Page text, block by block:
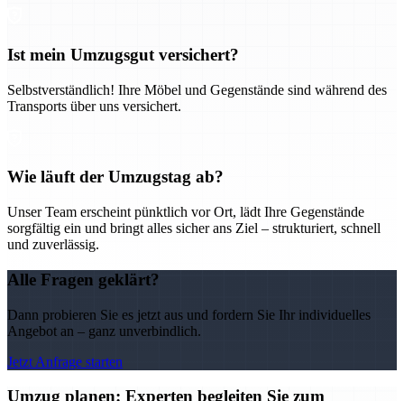
Ist mein Umzugsgut versichert?
Selbstverständlich! Ihre Möbel und Gegenstände sind während des
Transports über uns versichert.
Wie läuft der Umzugstag ab?
Unser Team erscheint pünktlich vor Ort, lädt Ihre Gegenstände
sorgfältig ein und bringt alles sicher ans Ziel – strukturiert, schnell
und zuverlässig.
Alle Fragen geklärt?
Dann probieren Sie es jetzt aus und fordern Sie Ihr individuelles
Angebot an – ganz unverbindlich.
Jetzt Anfrage starten
Umzug planen: Experten begleiten Sie zum